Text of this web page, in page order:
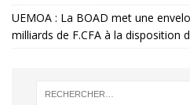
UEMOA : La BOAD met une
milliards de F.CFA à la disposition